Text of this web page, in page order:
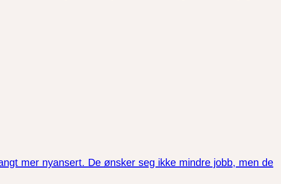
mer nyansert. De ønsker seg ikke mindre jobb, men de